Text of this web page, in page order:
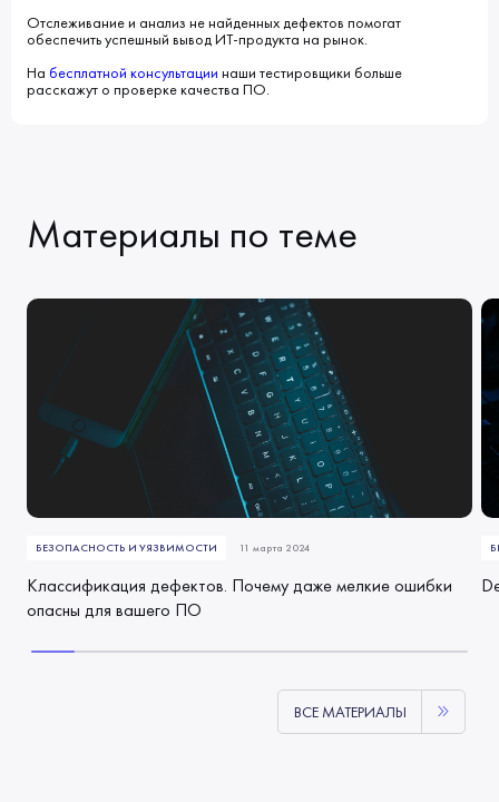
Отслеживание и анализ не найденных дефектов помогат
обеспечить успешный вывод ИТ-продукта на рынок.
На бесплатной консультации наши тестировщики больше
расскажут о проверке качества ПО.
Материалы по теме
БЕЗОПАСНОСТЬ И УЯЗВИМОСТИ 11 марта 2024
Классификация дефектов. Почему даже мелкие ошибки
опасны для вашего ПО
ВСЕ МАТЕРИАЛЫ